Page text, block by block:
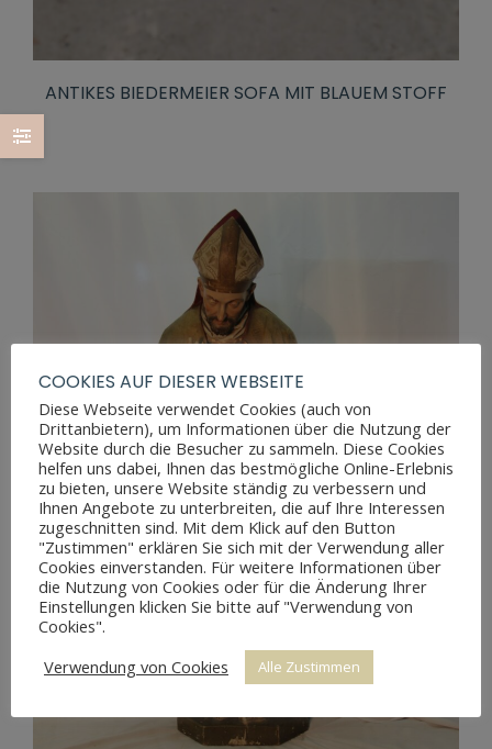
ANTIKES BIEDERMEIER SOFA MIT BLAUEM STOFF
COOKIES AUF DIESER WEBSEITE
Diese Webseite verwendet Cookies (auch von
Drittanbietern), um Informationen über die Nutzung der
Website durch die Besucher zu sammeln. Diese Cookies
helfen uns dabei, Ihnen das bestmögliche Online-Erlebnis
zu bieten, unsere Website ständig zu verbessern und
Ihnen Angebote zu unterbreiten, die auf Ihre Interessen
zugeschnitten sind. Mit dem Klick auf den Button
"Zustimmen" erklären Sie sich mit der Verwendung aller
Cookies einverstanden. Für weitere Informationen über
die Nutzung von Cookies oder für die Änderung Ihrer
Einstellungen klicken Sie bitte auf "Verwendung von
Cookies".
Verwendung von Cookies
Alle Zustimmen